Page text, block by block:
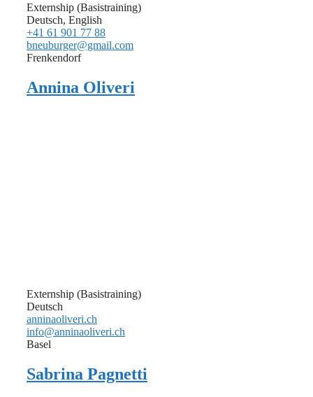
Externship (Basistraining)
Deutsch, English
+41 61 901 77 88
bneuburger@gmail.com
Frenkendorf
Annina Oliveri
Externship (Basistraining)
Deutsch
anninaoliveri.ch
info@anninaoliveri.ch
Basel
Sabrina Pagnetti